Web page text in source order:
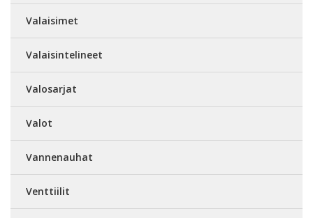
Valaisimet
Valaisintelineet
Valosarjat
Valot
Vannenauhat
Venttiilit